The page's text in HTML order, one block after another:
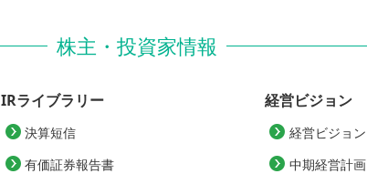
株主・投資家情報
IRライブラリー
決算短信
有価証券報告書
経営ビジョン
経営ビジョン
中期経営計画